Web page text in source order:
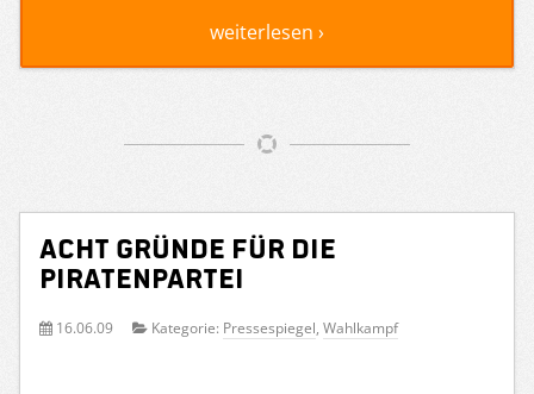
weiterlesen ›
Acht Gründe für die
Piratenpartei
16.06.09 Kategorie: Pressespiegel, Wahlkampf